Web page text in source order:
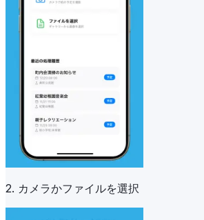
2. カメラかファイルを選択